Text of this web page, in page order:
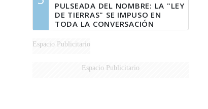
PULSEADA DEL NOMBRE: LA "LEY
DE TIERRAS" SE IMPUSO EN
TODA LA CONVERSACIÓN
DIGITAL
Espacio Publicitario
Espacio Publicitario